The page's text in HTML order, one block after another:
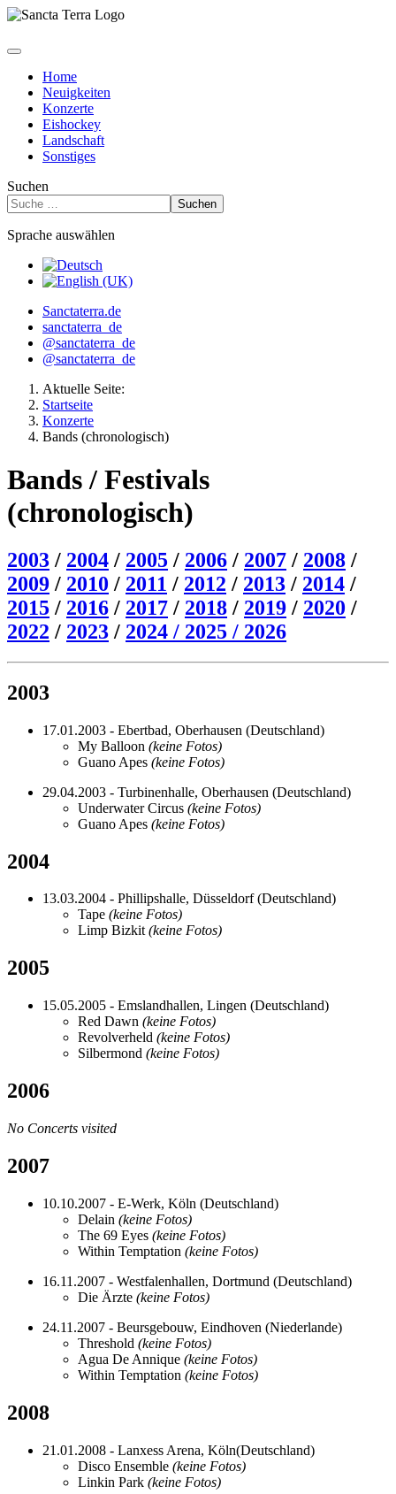
Home
Neuigkeiten
Konzerte
Eishockey
Landschaft
Sonstiges
Suchen
Suchen
Sprache auswählen
Sanctaterra.de
sanctaterra_de
@sanctaterra_de
@sanctaterra_de
Aktuelle Seite:
Startseite
Konzerte
Bands (chronologisch)
Bands / Festivals
(chronologisch)
2003 / 2004 / 2005 / 2006 / 2007 / 2008 /
2009 / 2010 / 2011 / 2012 / 2013 / 2014 /
2015 / 2016 / 2017 / 2018 / 2019 / 2020 /
2022 / 2023 / 2024 / 2025 / 2026
2003
17.01.2003 - Ebertbad, Oberhausen (Deutschland)
My Balloon (keine Fotos)
Guano Apes (keine Fotos)
29.04.2003 - Turbinenhalle, Oberhausen (Deutschland)
Underwater Circus (keine Fotos)
Guano Apes (keine Fotos)
2004
13.03.2004 - Phillipshalle, Düsseldorf (Deutschland)
Tape (keine Fotos)
Limp Bizkit(keine Fotos)
2005
15.05.2005 - Emslandhallen, Lingen (Deutschland)
Red Dawn (keine Fotos)
Revolverheld (keine Fotos)
Silbermond (keine Fotos)
2006
No Concerts visited
2007
10.10.2007 - E-Werk, Köln (Deutschland)
Delain (keine Fotos)
The 69 Eyes (keine Fotos)
Within Temptation (keine Fotos)
16.11.2007 - Westfalenhallen, Dortmund (Deutschland)
Die Ärzte (keine Fotos)
24.11.2007 - Beursgebouw, Eindhoven (Niederlande)
Threshold (keine Fotos)
Agua De Annique (keine Fotos)
Within Temptation (keine Fotos)
2008
21.01.2008 - Lanxess Arena, Köln(Deutschland)
Disco Ensemble (keine Fotos)
Linkin Park (keine Fotos)